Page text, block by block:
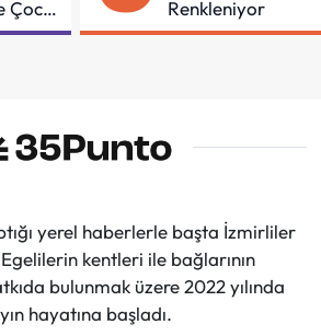
Çocuk
Renkleniyor
yerel haberlerle başta İzmirliler
kentleri ile bağlarının
bulunmak üzere 2022 yılında
hayatına başladı.